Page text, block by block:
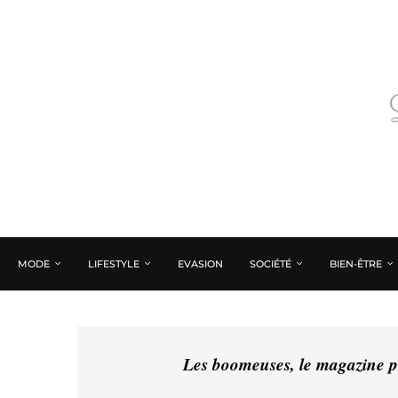
MODE LIFESTYLE EVASION SOCIÉTÉ BIEN-ÊTRE
Les boomeuses, le